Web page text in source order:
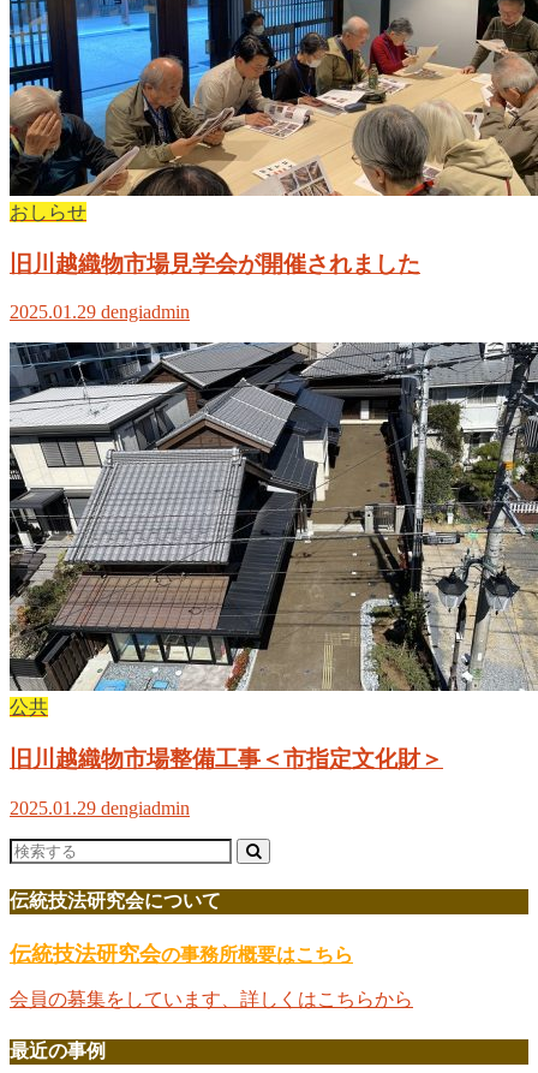
おしらせ
旧川越織物市場見学会が開催されました
2025.01.29 dengiadmin
公共
旧川越織物市場整備工事＜市指定文化財＞
2025.01.29 dengiadmin
伝統技法研究会について
伝統技法研究会の事務所概要はこちら
会員の募集をしています、詳しくはこちらから
最近の事例